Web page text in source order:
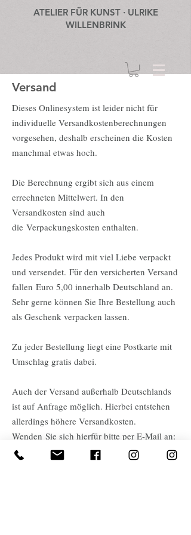
ATELIER FÜR KUNST · ULRIKE
WILLENBRINK
Versand
Dieses Onlinesystem ist leider nicht für
individuelle Versandkostenberechnungen
vorgesehen, deshalb erscheinen die Kosten
manchmal etwas hoch.
Die Berechnung ergibt sich aus einem
errechneten Mittelwert. In den
Versandkosten sind auch
die Verpackungskosten enthalten.
Jedes Produkt wird mit viel Liebe verpackt
und versendet. Für den versicherten Versand
fallen Euro 5,00 innerhalb Deutschland an.
Sehr gerne können Sie Ihre Bestellung auch
als Geschenk verpacken lassen.
Zu jeder Bestellung liegt eine Postkarte mit
Umschlag gratis dabei.
Auch der Versand außerhalb Deutschlands
ist auf Anfrage möglich. Hierbei entstehen
allerdings höhere Versandkosten.
Wenden Sie sich hierfür bitte per E-Mail an:
art@ulrike-willenbrink.de